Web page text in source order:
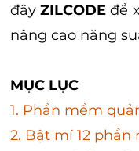
đây ZILCODE đề
nâng cao năng
MỤC LỤC
1. Phần mềm
2. Bật mí 12